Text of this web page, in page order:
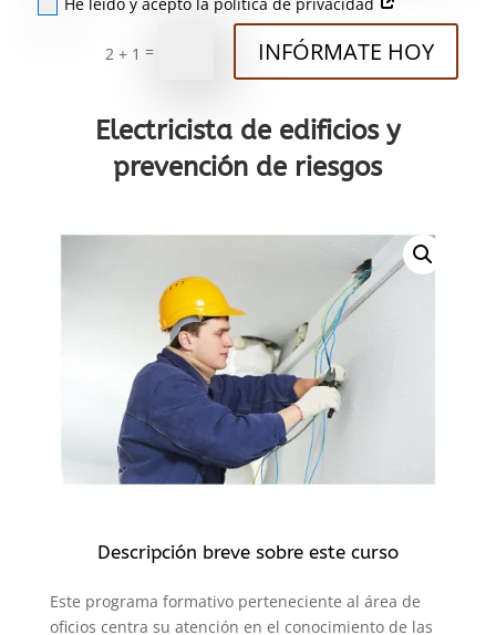
2 + 1 = INFÓRMATE HOY
Electricista de edificios y
prevención de riesgos
Descripción breve sobre este curso
Este programa formativo perteneciente al área de
oficios centra su atención en el conocimiento de las